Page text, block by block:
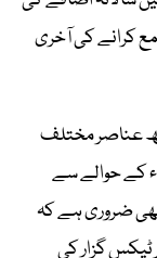
کرانے کی آخری
عناصر مختلف
سوشل میڈیا گروپس پر انکم ٹیکس ریٹرن 2025ء کے حوالے سے
ضروری ہے کہ
ٹیکس گزار کی